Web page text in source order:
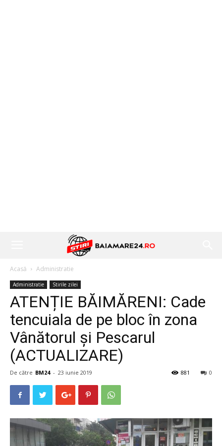
Acasă Administratie
Administratie Stirile zilei
ATENȚIE BĂIMĂRENI: Cade
tencuiala de pe bloc în zona
Vânătorul și Pescarul
(ACTUALIZARE)
De către BM24 - 23 iunie 2019 0
881